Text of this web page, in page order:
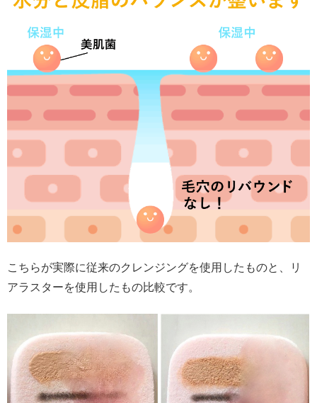
こちらが実際に従来のクレンジングを使用したものと、リ
アラスターを使用したもの比較です。